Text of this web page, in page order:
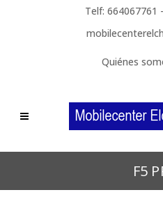
Telf: 664067761
Quiénes
F5